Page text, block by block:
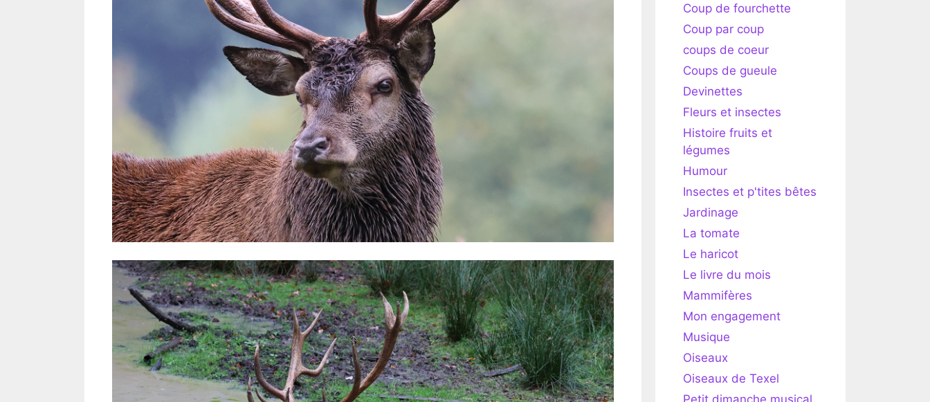
Coup de fourchette
Coup par coup
coups de coeur
Coups de gueule
Devinettes
Fleurs et insectes
Histoire fruits et
légumes
Humour
Insectes et p'tites bêtes
Jardinage
La tomate
Le haricot
Le livre du mois
Mammifères
Mon engagement
Musique
Oiseaux
Oiseaux de Texel
Petit dimanche musical